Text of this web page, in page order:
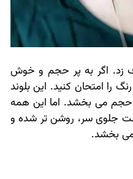
زد. اگر به پر حجم و خوش
را امتحان کنید. این بلوند
می بخشد. اما این همه
جلوی سر، روشن تر شده و
می بخشد.